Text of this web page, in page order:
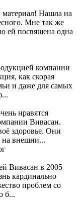
Нашла на
Мне так же
ей посвящена одна
компании
как скорая
и даже для самых
нравятся
Вивасан.
здоровье. Они
на внешни...
Вивасан в 2005
кардинально
проблем со
б...